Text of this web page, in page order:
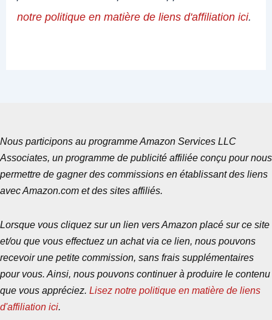
notre politique en matière de liens d'affiliation ici.
Nous participons au programme Amazon Services LLC
Associates, un programme de publicité affiliée conçu pour nous
permettre de gagner des commissions en établissant des liens
avec Amazon.com et des sites affiliés.
Lorsque vous cliquez sur un lien vers Amazon placé sur ce site
et/ou que vous effectuez un achat via ce lien, nous pouvons
recevoir une petite commission, sans frais supplémentaires
pour vous. Ainsi, nous pouvons continuer à produire le contenu
que vous appréciez. Lisez notre politique en matière de liens
d'affiliation ici.